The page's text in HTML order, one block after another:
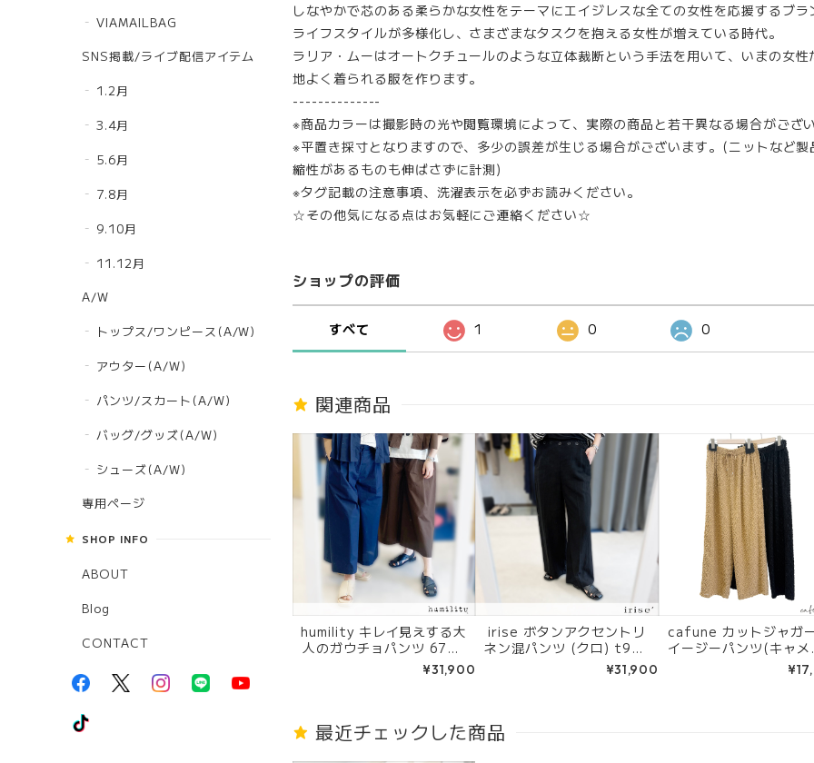
VIAMAILBAG
SNS掲載/ライブ配信アイテム
1.2月
3.4月
5.6月
7.8月
9.10月
11.12月
A/W
トップス/ワンピース(A/W)
アウター(A/W)
パンツ/スカート(A/W)
バッグ/グッズ(A/W)
シューズ(A/W)
専用ページ
SHOP INFO
ABOUT
Blog
CONTACT
しなやかで芯のある柔らかな女性をテーマにエイジレスな全ての女性を応援するブラ
ライフスタイルが多様化し、さまざまなタスクを抱える女性が増えている時代。
ラリア・ムーはオートクチュールのような立体裁断という手法を用いて、いまの女性
地よく着られる服を作ります。
--------------
※商品カラーは撮影時の光や閲覧環境によって、実際の商品と若干異なる場合がござい
※平置き採寸となりますので、多少の誤差が生じる場合がございます。(ニットなど製
縮性があるものも伸ばさずに計測)
※タグ記載の注意事項、洗濯表示を必ずお読みください。
☆その他気になる点はお気軽にご連絡ください☆
ショップの評価
すべて 1 0 0
関連商品
humility キレイ見えする大
人のガウチョパンツ 6721
6550 チョコレート/ネイ
¥31,900
irise ボタンアクセントリ
ネン混パンツ (クロ) t906
¥31,900
cafune カットジャガ
イージーパンツ(キャメ
ブラック) 635612
最近チェックした商品